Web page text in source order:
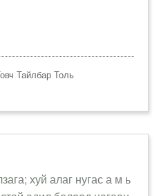
Тайлбар Толь
хуй алаг нугас а м ь